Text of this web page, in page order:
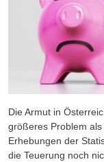
Die Armut in
größeres Problem
Erhebungen der
die Teuerung noch